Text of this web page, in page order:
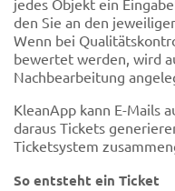
jedes Objekt ein
den Sie an den
Wenn bei
bewertet werden, wird
Nachbearbeitung
KleanApp kann E-Mails
daraus Tickets
Ticketsystem
So entsteht ein Ticket